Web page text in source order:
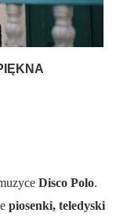
Disco Polo.
piosenki, teledyski